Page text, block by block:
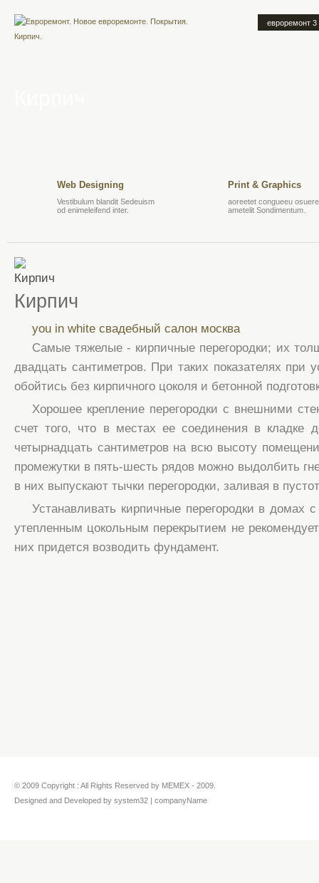
евроремонт 3
Web Designing
Vestibulum blandit Sedeuism
od enimeleifend inter.
Print & Graphics
aoreetet congueeu
ametelit Sondimentum.
Кирпич
you in white свадебный салон москва
Самые тяжелые - кирпичные перегородки; их
двадцать сантиметров. При таких показателях при
обойтись без кирпичного цоколя и бетонной
Хорошее крепление перегородки с внешними
счет того, что в местах ее соединения в кладке
четырнадцать сантиметров на всю высоту
промежутки в пять-шесть рядов можно выдолбить
в них выпускают тычки перегородки, заливая в
Устанавливать кирпичные перегородки в домах
утепленным цокольным перекрытием не
них придется возводить фундамент.
© 2009 Copyright : All Rights Reserved by MEMEX - 2009.
Designed and Developed by system32 | companyName